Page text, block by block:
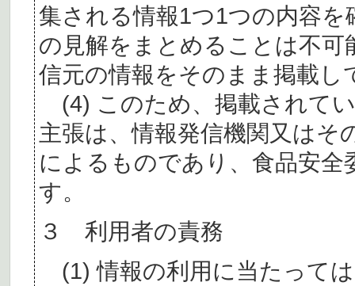
集される情報1つ1つの内容
の見解をまとめることは不
信元の情報をそのまま掲載し
(4) このため、掲載されて
主張は、情報発信機関又はそ
によるものであり、食品安
す。
３ 利用者の責務
(1) 情報の利用に当たって